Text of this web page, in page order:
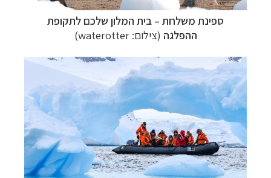
ספינת משלחת – בית המלון שלכם לתקופת
ההפלגה (צילום: waterotter)